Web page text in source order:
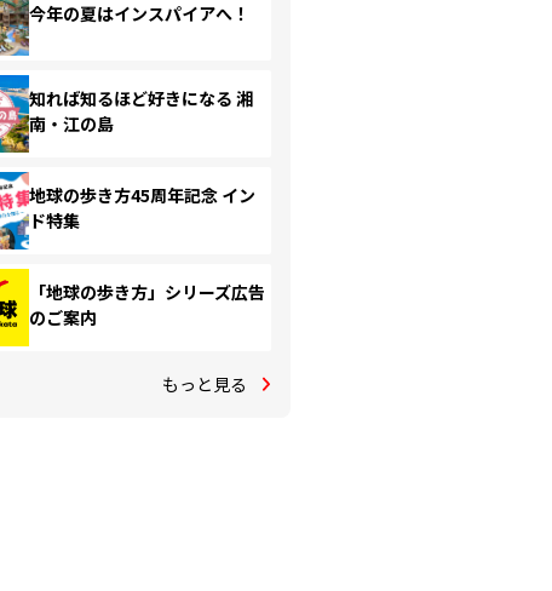
今年の夏はインスパイアへ！
知れば知るほど好きになる 湘
南・江の島
地球の歩き方45周年記念 イン
ド特集
「地球の歩き方」シリーズ広告
のご案内
もっと見る